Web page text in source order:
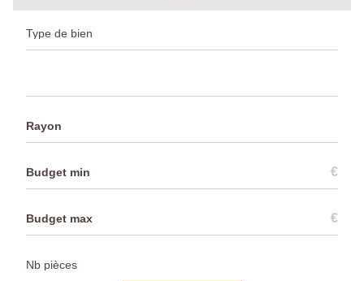
Rayon
€
€